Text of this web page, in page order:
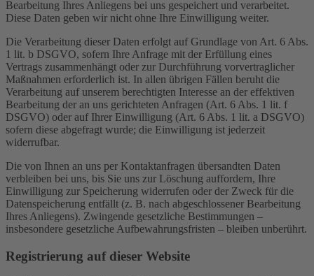
Bearbeitung Ihres Anliegens bei uns gespeichert und verarbeitet.
Diese Daten geben wir nicht ohne Ihre Einwilligung weiter.
Die Verarbeitung dieser Daten erfolgt auf Grundlage von Art. 6 Abs.
1 lit. b DSGVO, sofern Ihre Anfrage mit der Erfüllung eines
Vertrags zusammenhängt oder zur Durchführung vorvertraglicher
Maßnahmen erforderlich ist. In allen übrigen Fällen beruht die
Verarbeitung auf unserem berechtigten Interesse an der effektiven
Bearbeitung der an uns gerichteten Anfragen (Art. 6 Abs. 1 lit. f
DSGVO) oder auf Ihrer Einwilligung (Art. 6 Abs. 1 lit. a DSGVO)
sofern diese abgefragt wurde; die Einwilligung ist jederzeit
widerrufbar.
Die von Ihnen an uns per Kontaktanfragen übersandten Daten
verbleiben bei uns, bis Sie uns zur Löschung auffordern, Ihre
Einwilligung zur Speicherung widerrufen oder der Zweck für die
Datenspeicherung entfällt (z. B. nach abgeschlossener Bearbeitung
Ihres Anliegens). Zwingende gesetzliche Bestimmungen –
insbesondere gesetzliche Aufbewahrungsfristen – bleiben unberührt.
Registrierung auf dieser Website